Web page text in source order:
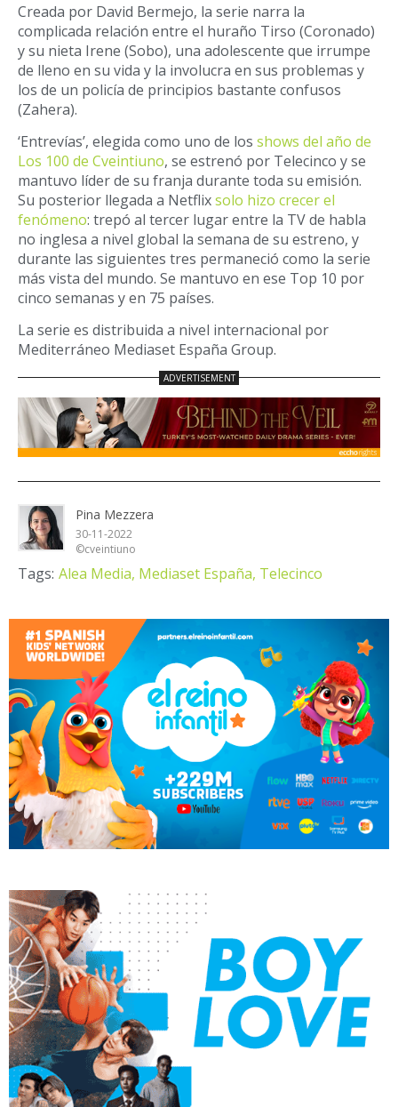
Creada por David Bermejo, la serie narra la
complicada relación entre el huraño Tirso (Coronado)
y su nieta Irene (Sobo), una adolescente que irrumpe
de lleno en su vida y la involucra en sus problemas y
los de un policía de principios bastante confusos
(Zahera).
‘Entrevías’, elegida como uno de los shows del año de
Los 100 de Cveintiuno, se estrenó por Telecinco y se
mantuvo líder de su franja durante toda su emisión.
Su posterior llegada a Netflixsolo hizo crecer el
fenómeno: trepó al tercer lugar entre la TV de habla
no inglesa a nivel global la semana de su estreno, y
durante las siguientes tres permaneció como la serie
más vista del mundo. Se mantuvo en ese Top 10 por
cinco semanas y en 75 países.
La serie es distribuida a nivel internacional por
Mediterráneo Mediaset España Group.
Pina Mezzera
30-11-2022
©cveintiuno
Tags: Alea Media, Mediaset España, Telecinco